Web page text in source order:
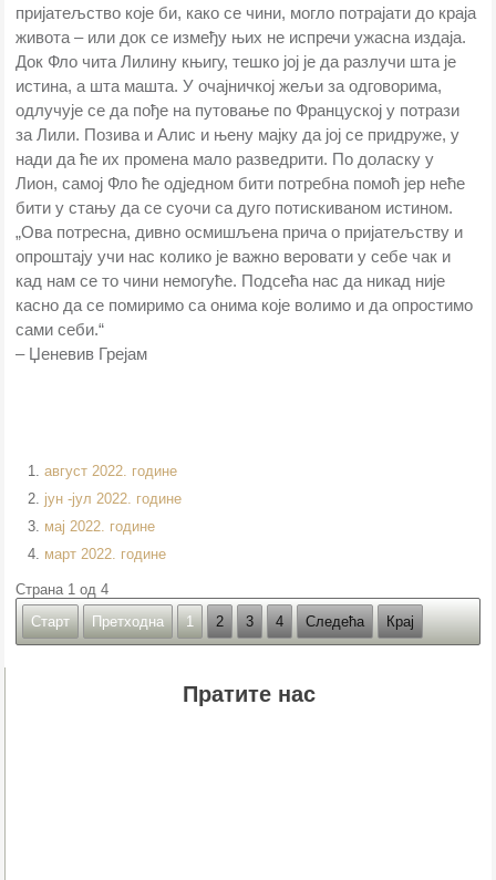
пријатељство које би, како се чини, могло потрајати до краја
живота – или док се између њих не испречи ужасна издаја.
Док Фло чита Лилину књигу, тешко јој је да разлучи шта је
истина, а шта машта. У очајничкој жељи за одговорима,
одлучује се да пође на путовање по Француској у потрази
за Лили. Позива и Алис и њену мајку да јој се придруже, у
нади да ће их промена мало разведрити. По доласку у
Лион, самој Фло ће од‌једном бити потребна помоћ јер неће
бити у стању да се суочи са дуго потискиваном истином.
„Ова потресна, дивно осмишљена прича о пријатељству и
опроштају учи нас колико је важно веровати у себе чак и
кад нам се то чини немогуће. Подсећа нас да никад није
касно да се помиримо са онима које волимо и да опростимо
сами себи.“
– Џеневив Грејам
август 2022. године
јун -јул 2022. године
мај 2022. године
март 2022. године
Страна 1 од 4
Старт
Претходна 1 2 3 4 Следећа Крај
Пратите нас